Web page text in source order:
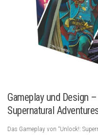
Gameplay und Design
Supernatural
Das Gameplay von “Unlock!: